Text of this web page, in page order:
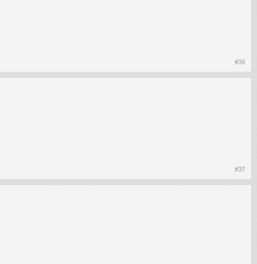
#36
#37